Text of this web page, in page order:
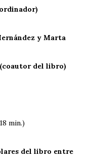
(coautor del libro)
min.)
del libro entre